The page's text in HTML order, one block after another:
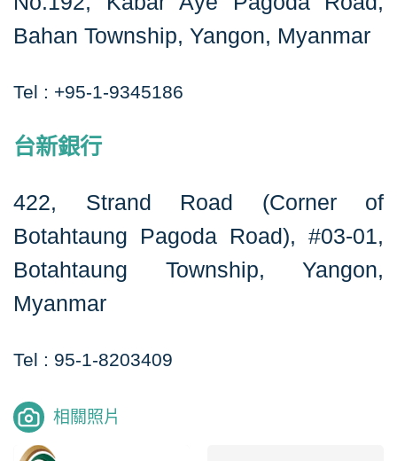
Bahan Township, Yangon, Myanmar
Tel : +95-1-9345186
台新銀行
422, Strand Road (Corner of
Botahtaung Pagoda Road), #03-01,
Botahtaung Township, Yangon,
Myanmar
Tel : 95-1-8203409
相關照片